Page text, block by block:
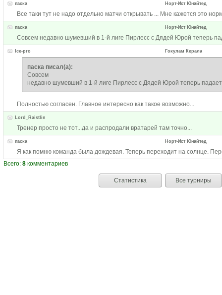
паска Норт-Ист Юнайтед
Все таки тут не надо отдельно матчи открывать ... Мне кажется это
паска Норт-Ист Юнайтед
Совсем недавно шумевший в 1-й лиге Пирлесс с Дядей Юрой теперь
Ice-pro Гокулам Керала
паска писал(а):
Совсем
недавно шумевший в 1-й лиге Пирлесс с Дядей Юрой теперь падает
Полностью согласен. Главное интересно как такое возможно...
Lord_Raistlin
Тренер просто не тот...да и распродали вратарей там точно...
паска Норт-Ист Юнайтед
Я как помню команда была дождевая. Теперь переходит на солнце.
Всего: 8 комментариев
Статистика Все турниры